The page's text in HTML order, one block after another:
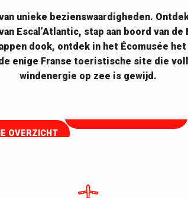
unieke bezienswaardigheden.
Escal’Atlantic, stap aan boord van
dook, ontdek in het Écomusée
enige Franse toeristische site die
windenergie op zee is gewijd.
EOL Centre éolien
Met de neus in de wind
Dissignac
OVERZICHT